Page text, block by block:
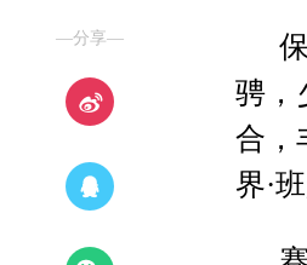
—分享—
骋，
合，
界·